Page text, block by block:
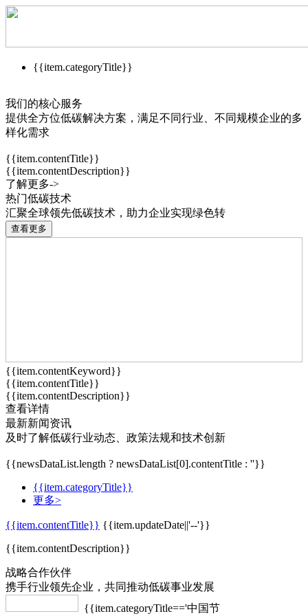
{{item.categoryTitle}}
我们的核心服务
提供全方位低碳解决方案，满足不同行业、不同规模企业的多
样化需求
{{item.contentTitle}}
{{item.contentDescription}}
了解更多->
热门低碳技术
汇聚全球领先低碳技术，助力企业实现绿色转
查看更多
{{item.contentKeyword}}
{{item.contentTitle}}
{{item.contentDescription}}
查看详情
最新新闻资讯
及时了解低碳行业动态、政策法规和技术创新
{{newsDataList.length ? newsDataList[0].contentTitle : ''}}
{{item.categoryTitle}}
更多>
{{item.contentTitle}} {{item.updateDate||'--'}}
{{item.contentDescription}}
战略合作伙伴
携手行业领先企业，共同推动低碳事业发展
{{item.categoryTitle=='中国节